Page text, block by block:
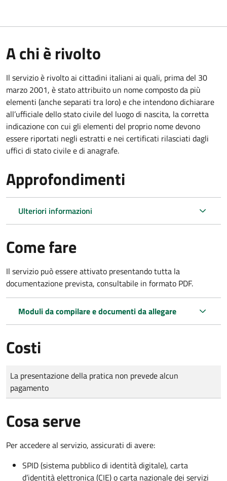
A chi è rivolto
Il servizio è rivolto ai cittadini italiani ai quali, prima del 30
marzo 2001, è stato attribuito un nome composto da più
elementi (anche separati tra loro) e che intendono dichiarare
all’ufficiale dello stato civile del luogo di nascita, la corretta
indicazione con cui gli elementi del proprio nome devono
essere riportati negli estratti e nei certificati rilasciati dagli
uffici di stato civile e di anagrafe.
Approfondimenti
Ulteriori informazioni
Come fare
Il servizio può essere attivato presentando tutta la
documentazione prevista, consultabile in formato PDF.
Moduli da compilare e documenti da allegare
Costi
Tipo di pagamento
Importo
La presentazione della pratica non prevede alcun
pagamento
Cosa serve
Per accedere al servizio, assicurati di avere:
SPID (sistema pubblico di identità digitale), carta
d’identità elettronica (CIE) o carta nazionale dei servizi